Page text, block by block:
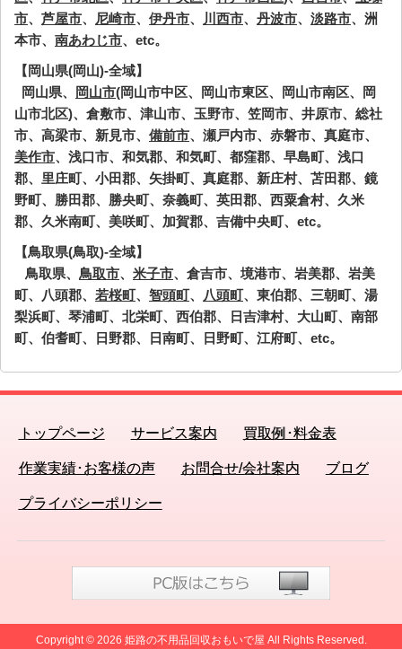
市、 芦屋市、 尼崎市、 伊丹市、 川西市、 丹波市、 淡路市、洲
本市、 南あわじ市、etc。
【岡山県(岡山)-全域】
岡山県、
岡山市(岡山市中区、岡山市東区、岡山市南区、岡
山市北区)、倉敷市、津山市、玉野市、笠岡市、井原市、総社
市、高梁市、新見市、 備前市、瀬戸内市、赤磐市、真庭市、
美作市、浅口市、和気郡、和気町、都窪郡、早島町、浅口
郡、里庄町、小田郡、矢掛町、真庭郡、新庄村、苫田郡、鏡
野町、勝田郡、勝央町、奈義町、英田郡、西粟倉村、久米
郡、久米南町、美咲町、加賀郡、吉備中央町、etc。
【鳥取県(鳥取)-全域】
鳥取県、 鳥取市、 米子市、倉吉市、境港市、岩美郡、岩美
町、八頭郡、 若桜町、 智頭町、 八頭町、東伯郡、三朝町、湯
梨浜町、琴浦町、北栄町、西伯郡、日吉津村、大山町、南部
町、伯耆町、日野郡、日南町、日野町、江府町、etc。
トップページ サービス案内 買取例･料金表
作業実績･お客様の声 お問合せ/会社案内 ブログ
プライバシーポリシー
Copyright © 2026 姫路の不用品回収おもいで屋 All Rights Reserved.